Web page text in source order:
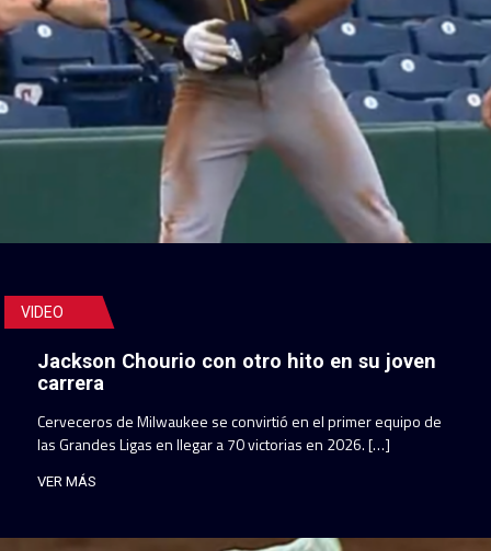
VIDEO
Jackson Chourio con otro hito en su joven
carrera
Cerveceros de Milwaukee se convirtió en el primer equipo de
las Grandes Ligas en llegar a 70 victorias en 2026. […]
VER MÁS